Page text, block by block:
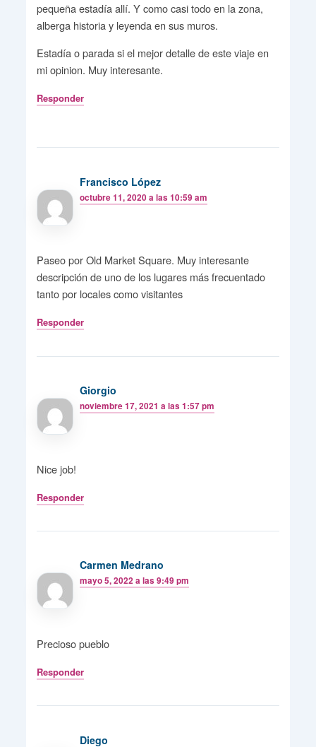
pequeña estadía allí. Y como casi todo en la zona,
alberga historia y leyenda en sus muros.
Estadía o parada si el mejor detalle de este viaje en
mi opinion. Muy interesante.
Responder
Francisco López
octubre 11, 2020 a las 10:59 am
Paseo por Old Market Square. Muy interesante
descripción de uno de los lugares más frecuentado
tanto por locales como visitantes
Responder
Giorgio
noviembre 17, 2021 a las 1:57 pm
Nice job!
Responder
Carmen Medrano
mayo 5, 2022 a las 9:49 pm
Precioso pueblo
Responder
Diego